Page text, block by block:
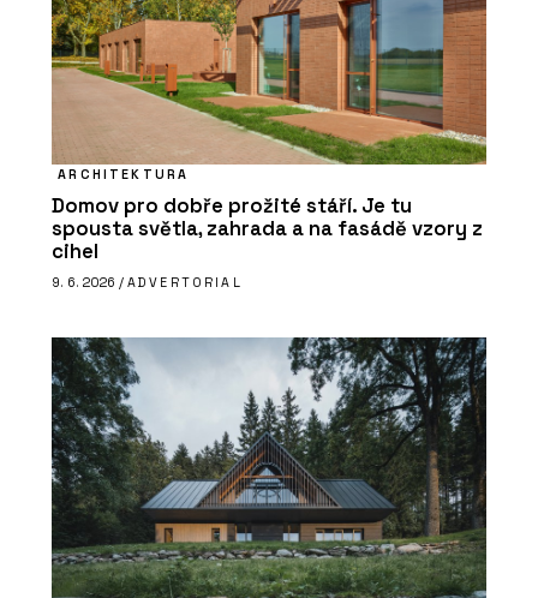
ARCHITEKTURA
Domov pro dobře prožité stáří. Je tu
spousta světla, zahrada a na fasádě vzory z
cihel
9. 6. 2026 / ADVERTORIAL